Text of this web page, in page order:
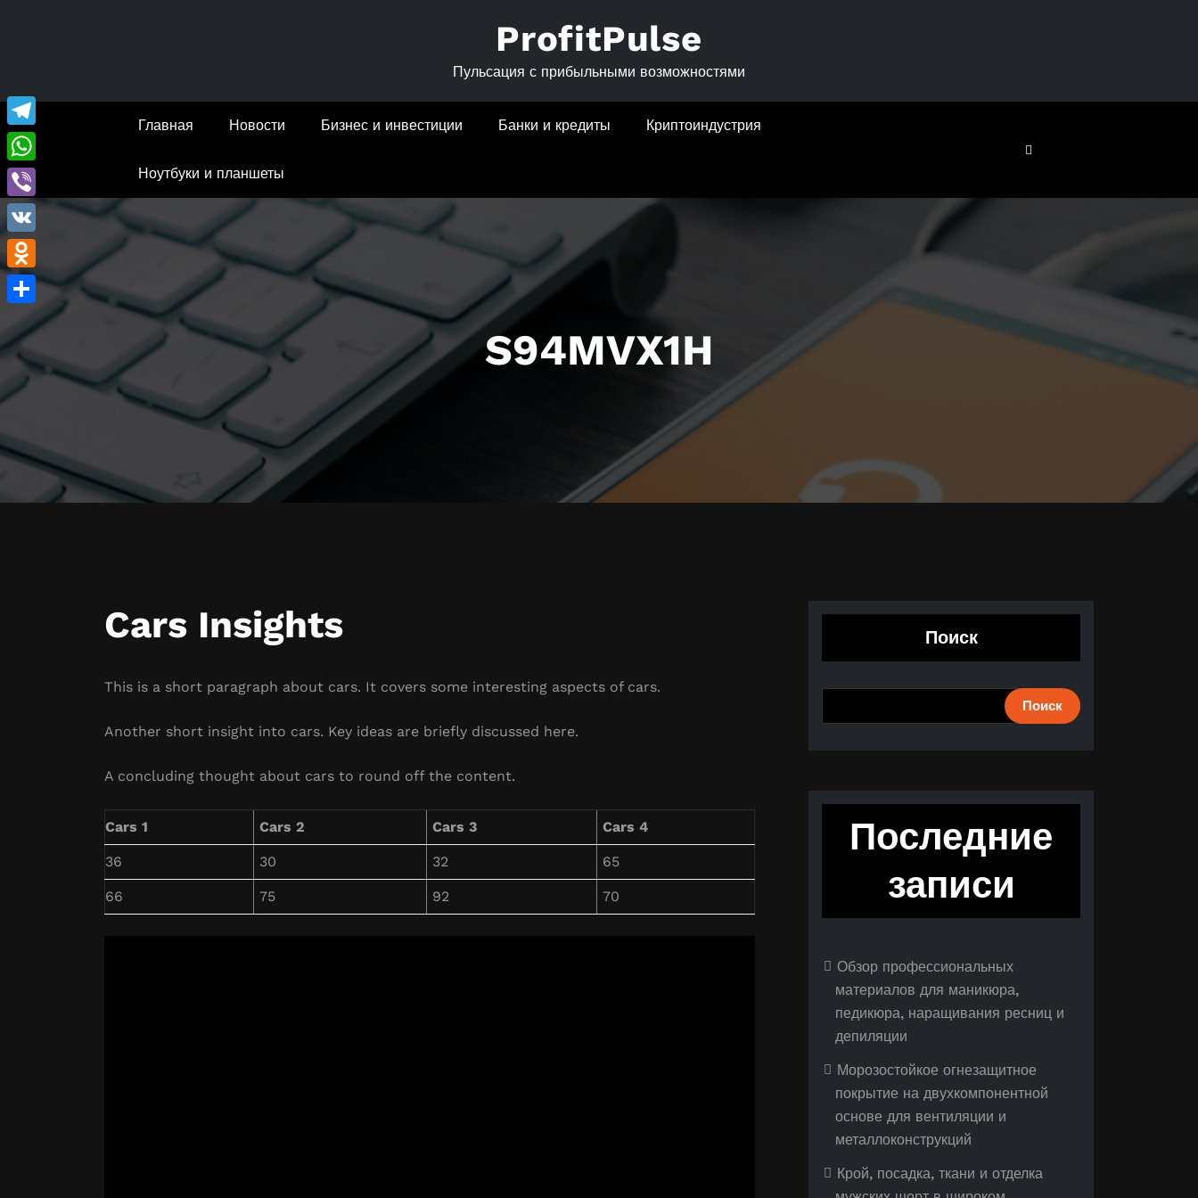
ProfitPulse
Пульсация с прибыльными возможностями
Главная Новости Бизнес и инвестиции Банки и кредиты Криптоиндустрия
Ноутбуки и планшеты
S94MVX1H
Cars Insights
This is a short paragraph about cars. It covers some interesting aspects of cars.
Another short insight into cars. Key ideas are briefly discussed here.
A concluding thought about cars to round off the content.
Cars 1 Cars 2 Cars 3 Cars 4
36 30 32 65
66 75 92 70
Поиск
Поиск
Последние
записи
Обзор профессиональных
материалов для маникюра,
педикюра, наращивания ресниц и
депиляции
Морозостойкое огнезащитное
покрытие на двухкомпонентной
основе для вентиляции и
металлоконструкций
Крой, посадка, ткани и отделка
Telegram
WhatsApp
Viber
VK
Odnoklassniki
Отправить